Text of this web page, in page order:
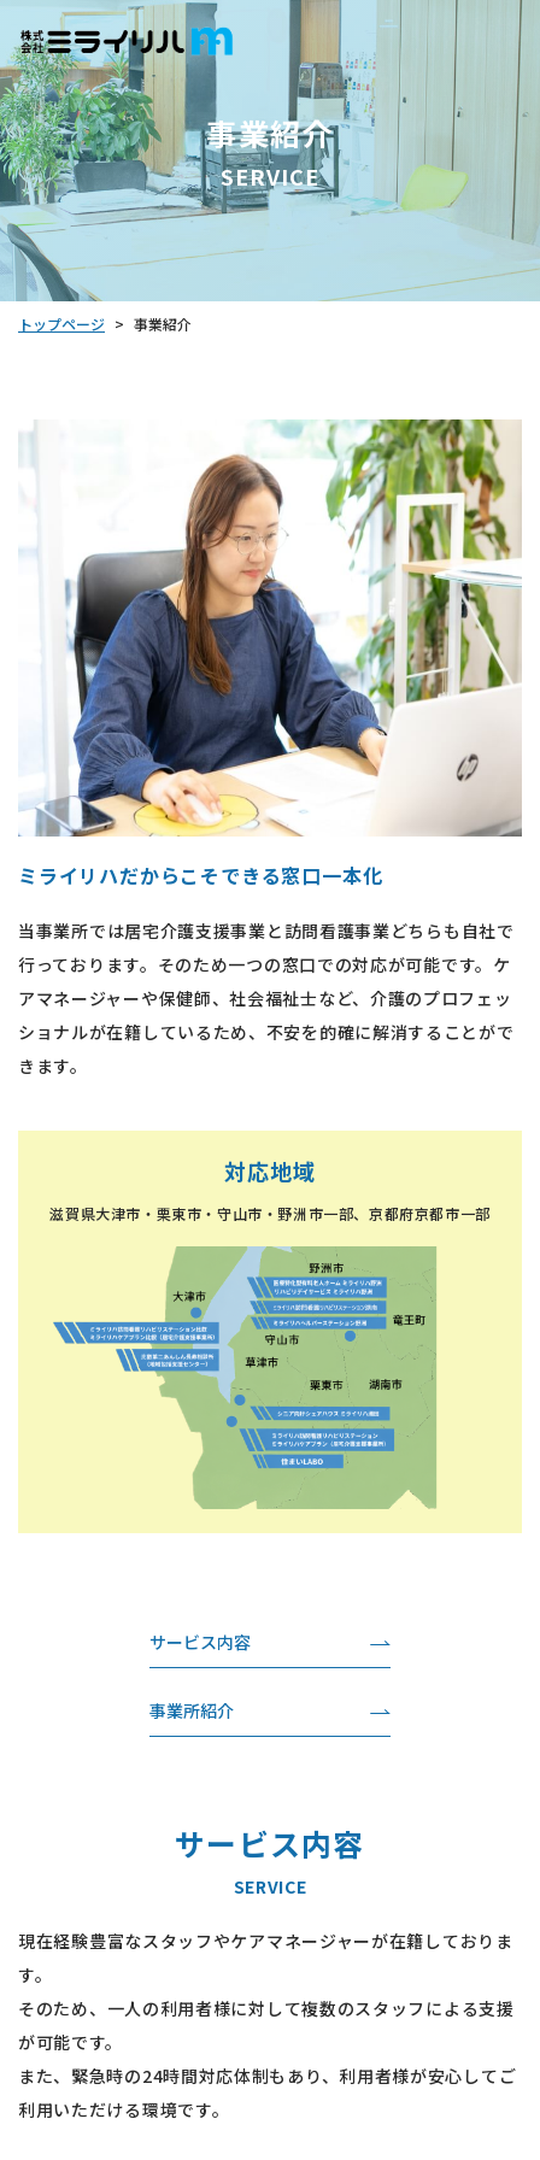
事業紹介
SERVICE
トップページ > 事業紹介
ミライリハだからこそできる​​​​​​​窓口一本化
当事業所では居宅介護支援事業と訪問看護事業どちらも自社で
行っております。そのため一つの窓口での対応が可能です。ケ
アマネージャーや保健師、社会福祉士など、介護のプロフェッ
ショナルが在籍しているため、不安を的確に解消することがで
きます。
対応地域
滋賀県大津市・栗東市・守山市・野洲市一部、京都府京都市一部
サービス内容
事業所紹介
サービス内容
SERVICE
現在経験豊富なスタッフやケアマネージャーが在籍しておりま
す。
そのため、一人の利用者様に対して複数のスタッフによる支援
が可能です。
また、緊急時の24時間対応体制もあり、利用者様が安心してご
利用いただける環境です。